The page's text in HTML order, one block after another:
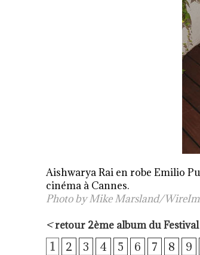
Aishwarya Rai en robe Emilio
cinéma à Cannes.
Photo by Mike Marsland/
<retour 2ème album du
1 2 3 4 5 6 7 8 9